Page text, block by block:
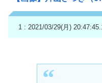
1 : 2021/03/29(月)